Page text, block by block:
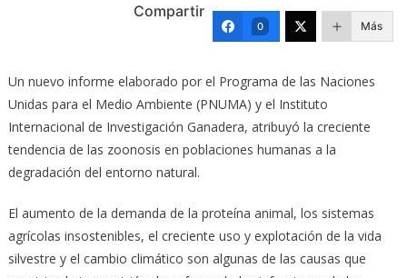
Compartir
0 Más
Un nuevo informe elaborado por el Programa de las Naciones
Unidas para el Medio Ambiente (PNUMA) y el Instituto
Internacional de Investigación Ganadera, atribuyó la creciente
tendencia de las zoonosis en poblaciones humanas a la
degradación del entorno natural.
El aumento de la demanda de la proteína animal, los sistemas
agrícolas insostenibles, el creciente uso y explotación de la vida
silvestre y el cambio climático son algunas de las causas que